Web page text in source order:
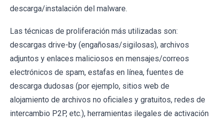
descarga/instalación del malware.
Las técnicas de proliferación más utilizadas son:
descargas drive-by (engañosas/sigilosas), archivos
adjuntos y enlaces maliciosos en mensajes/correos
electrónicos de spam, estafas en línea, fuentes de
descarga dudosas (por ejemplo, sitios web de
alojamiento de archivos no oficiales y gratuitos, redes de
intercambio P2P, etc.), herramientas ilegales de activación